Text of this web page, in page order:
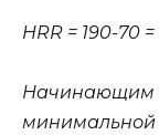
HRR = 190-70 =
Начинающим
минимальной